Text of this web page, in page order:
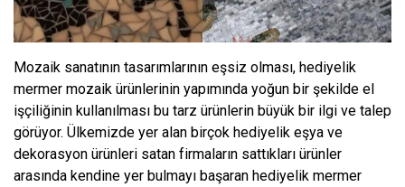
Mozaik sanatının tasarımlarının eşsiz olması, hediyelik
mermer mozaik ürünlerinin yapımında yoğun bir şekilde el
işçiliğinin kullanılması bu tarz ürünlerin büyük bir ilgi ve talep
görüyor. Ülkemizde yer alan birçok hediyelik eşya ve
dekorasyon ürünleri satan firmaların sattıkları ürünler
arasında kendine yer bulmayı başaran hediyelik mermer